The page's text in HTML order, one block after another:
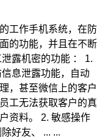
工作手机系统，在防
的功能，并且在不断
露机密的功能 ： 1.
息泄露功能，自动
，甚至微信上的客户
工无法获取客户的真
资料。 2. 敏感操作
好友、 ... ...